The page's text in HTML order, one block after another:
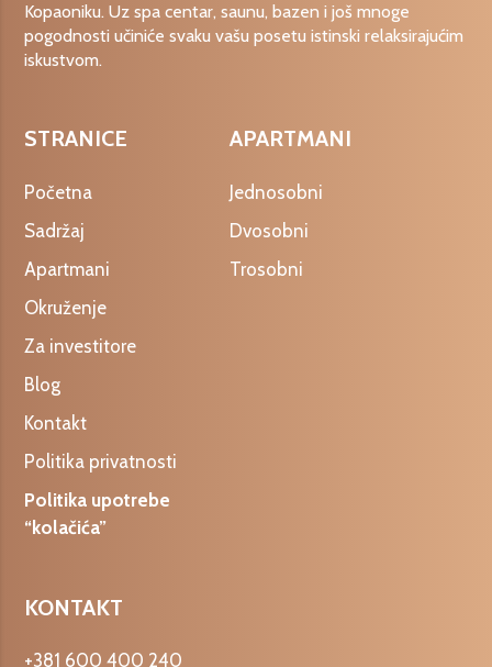
Kopaoniku. Uz spa centar, saunu, bazen i još mnoge
pogodnosti učiniće svaku vašu posetu istinski relaksirajućim
iskustvom.
STRANICE
Početna
Sadržaj
Apartmani
Okruženje
Za investitore
Blog
Kontakt
Politika privatnosti
Politika upotrebe
“kolačića”
APARTMANI
Jednosobni
Dvosobni
Trosobni
KONTAKT
+381 600 400 240